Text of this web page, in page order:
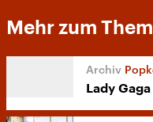
Mehr zum
Lady